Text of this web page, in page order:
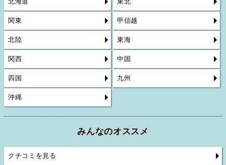
北海道 東北
関東 甲信越
北陸 東海
関西 中国
四国 九州
沖縄
みんなのオススメ
クチコミを見る